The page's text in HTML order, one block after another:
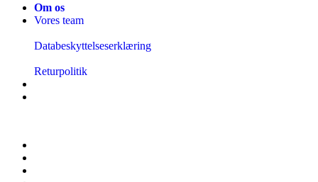
Om os
Vores team
Databeskyttelseserklæring
Returpolitik